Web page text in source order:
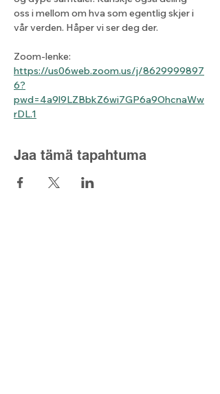
oss i mellom om hva som egentlig skjer i
vår verden. Håper vi ser deg der.
Zoom-lenke:
https://us06web.zoom.us/j/8629999897
6?
pwd=4a9l9LZBbkZ6wi7GP6a9OhcnaWw
rDL.1
Jaa tämä tapahtuma